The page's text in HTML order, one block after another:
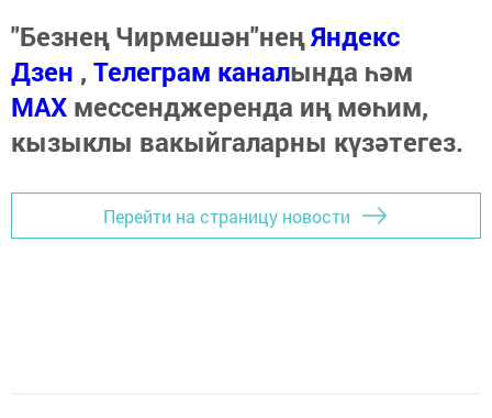
"Безнең Чирмешән"неңЯндекс
Дзен , Телеграм каналында һәм
МАХ мессенджеренда иң мөһим,
кызыклы вакыйгаларны күзәтегез.
Перейти на страницу новости